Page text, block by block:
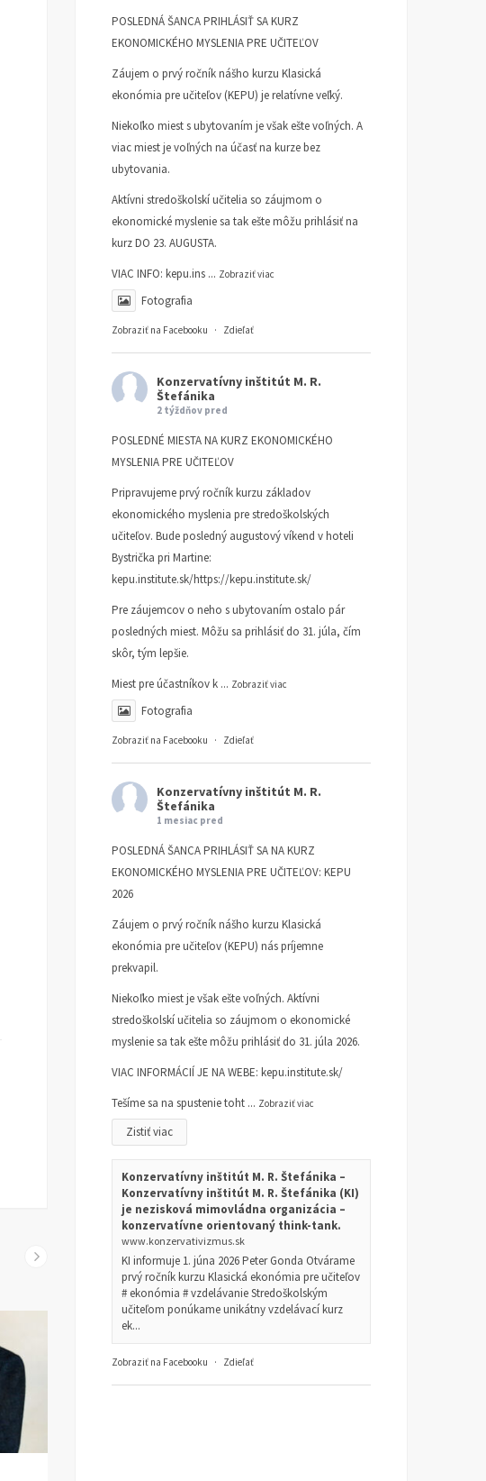
POSLEDNÁ ŠANCA PRIHLÁSIŤ SA KURZ
EKONOMICKÉHO MYSLENIA PRE UČITEĽOV
Záujem o prvý ročník nášho kurzu Klasická
ekonómia pre učiteľov (KEPU) je relatívne veľký.
Niekoľko miest s ubytovaním je však ešte voľných. A
viac miest je voľných na účasť na kurze bez
ubytovania.
Aktívni stredoškolskí učitelia so záujmom o
ekonomické myslenie sa tak ešte môžu prihlásiť na
kurz DO 23. AUGUSTA.
VIAC INFO: kepu.ins ... Zobraziť viac
Fotografia
Zobraziť na Facebooku · Zdieľať
Konzervatívny inštitút M. R.
Štefánika
2 týždňov pred
POSLEDNÉ MIESTA NA KURZ EKONOMICKÉHO
MYSLENIA PRE UČITEĽOV
Pripravujeme prvý ročník kurzu základov
ekonomického myslenia pre stredoškolských
učiteľov. Bude posledný augustový víkend v hoteli
Bystrička pri Martine:
kepu.institute.sk/https://kepu.institute.sk/
Pre záujemcov o neho s ubytovaním ostalo pár
posledných miest. Môžu sa prihlásiť do 31. júla, čím
skôr, tým lepšie.
Miest pre účastníkov k ... Zobraziť viac
Fotografia
Zobraziť na Facebooku · Zdieľať
Konzervatívny inštitút M. R.
Štefánika
1 mesiac pred
POSLEDNÁ ŠANCA PRIHLÁSIŤ SA NA KURZ
EKONOMICKÉHO MYSLENIA PRE UČITEĽOV: KEPU
2026
Záujem o prvý ročník nášho kurzu Klasická
ekonómia pre učiteľov (KEPU) nás príjemne
prekvapil.
Niekoľko miest je však ešte voľných. Aktívni
stredoškolskí učitelia so záujmom o ekonomické
myslenie sa tak ešte môžu prihlásiť do 31. júla 2026.
VIAC INFORMÁCIÍ JE NA WEBE: kepu.institute.sk/
Tešíme sa na spustenie toht ... Zobraziť viac
Zistiť viac
Konzervatívny inštitút M. R. Štefánika –
Konzervatívny inštitút M. R. Štefánika (KI)
je nezisková mimovládna organizácia –
konzervatívne orientovaný think-tank.
www.konzervativizmus.sk
KI informuje 1. júna 2026 Peter Gonda Otvárame
prvý ročník kurzu Klasická ekonómia pre učiteľov
# ekonómia # vzdelávanie Stredoškolským
učiteľom ponúkame unikátny vzdelávací kurz
ek...
Zobraziť na Facebooku · Zdieľať